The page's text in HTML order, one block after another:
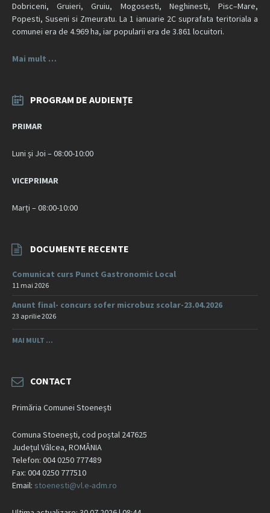
Dobriceni, Gruieri, Gruiu, Mogosesti, Neghinesti, Pisc–Mare,
Popesti, Suseni si Zmeuratu. La 1 ianuarie 2C suprafata teritoriala a
comunei era de 4.969 ha, iar popularii era de 3.861 locuitori.
Mai mult …
PROGRAM DE AUDIENȚE
PRIMAR
Luni și Joi – 08:00-10:00
VICEPRIMAR
Marți – 08:00-10:00
DOCUMENTE RECENTE
Comunicat curs Punct Gastronomic Local
11 mai 2026
Anunt final- concurs sofer microbuz scolar-23.04.2026
23 aprilie 2026
MAI MULT ...
CONTACT
Primăria Comunei Stoenești
Comuna Stoenești, cod poștal 247625
Județul Vâlcea, ROMÂNIA
Telefon: 004 0250 777489
Fax: 004 0250 777510
Email: stoenesti@vl.e-adm.ro